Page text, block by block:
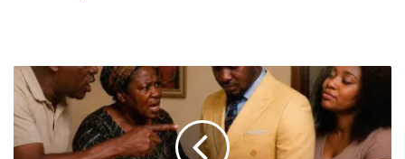
Jurista
Mcanda
-
Estou
a